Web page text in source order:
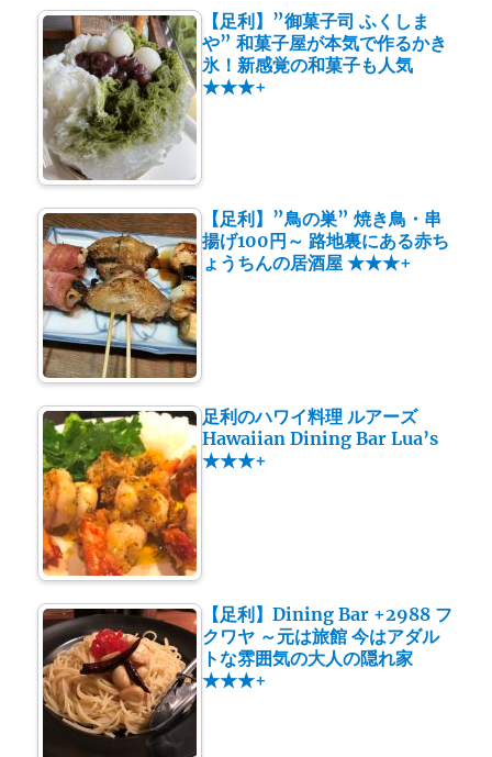
【足利】”御菓子司 ふくしま
や” 和菓子屋が本気で作るかき
氷！新感覚の和菓子も人気
★★★+
【足利】”鳥の巣” 焼き鳥・串
揚げ100円～ 路地裏にある赤ち
ょうちんの居酒屋 ★★★+
足利のハワイ料理 ルアーズ
Hawaiian Dining Bar Lua’s
★★★+
【足利】Dining Bar +2988 フ
クワヤ ～元は旅館 今はアダル
トな雰囲気の大人の隠れ家
★★★+